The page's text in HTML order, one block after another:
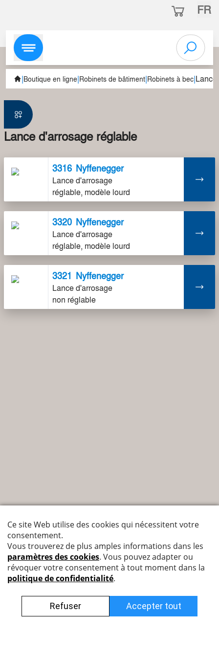
FR
|Boutique en ligne|Robinets de bâtiment|Robinets à bec|
Lance d'arrosage réglable
3316 Nyffenegger
Lance d'arrosage
réglable, modèle lourd
3320 Nyffenegger
Lance d'arrosage
réglable, modèle lourd
3321 Nyffenegger
Lance d'arrosage
non réglable
Nyffenegger Armaturen AG
Leutschenbachstrasse 38